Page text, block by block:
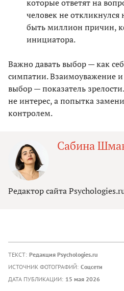
которые ответят на
человек не
быть миллион причин,
инициатора.
Важно давать выбор — как
симпатии. Взаимоуважение
выбор — показатель
не интерес, а попытка
контролем.
Сабина
Редактор сайта
ТЕКСТ: Редакция Psychologies.ru
ИСТОЧНИК ФОТОГРАФИЙ: Соцсети
ДАТА ПУБЛИКАЦИИ: 15 мая 2026